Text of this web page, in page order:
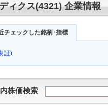
ィクス(4321) 企業情報
チェックした銘柄･指標
証)